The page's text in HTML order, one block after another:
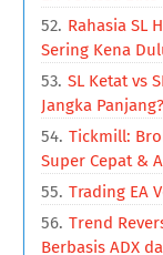
Rahasia SL
Sering Kena
SL Ketat vs
Jangka Panjang?
Tickmill:
Super Cepat &
Trading EA
Trend
Berbasis ADX